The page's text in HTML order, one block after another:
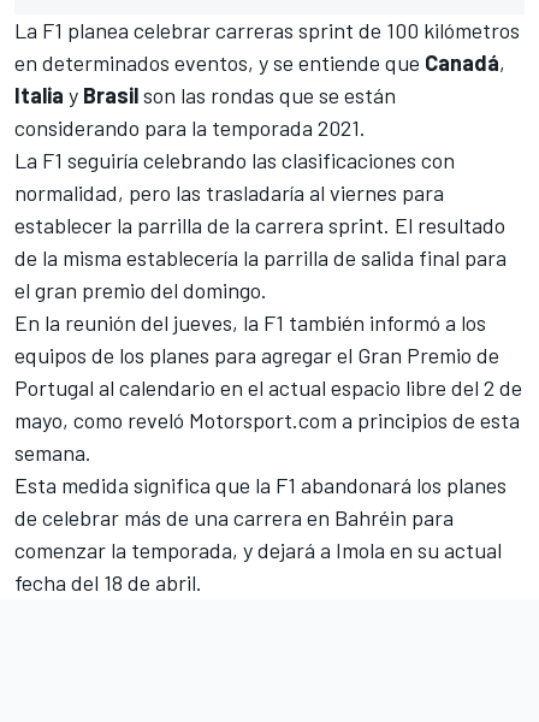
La F1 planea celebrar carreras sprint de 100 kilómetros
en determinados eventos, y se entiende que Canadá,
Italia y Brasilson las rondas que se están
considerando para la temporada 2021.
La F1 seguiría celebrando las clasificaciones con
normalidad, pero las trasladaría al viernes para
establecer la parrilla de la carrera sprint. El resultado
de la misma establecería la parrilla de salida final para
el gran premio del domingo.
En la reunión del jueves, la F1 también informó a los
equipos de los planes para agregar el Gran Premio de
Portugal al calendario en el actual espacio libre del 2 de
mayo, como reveló Motorsport.com a principios de esta
semana.
Esta medida significa que la F1 abandonará los planes
de celebrar más de una carrera en Bahréin para
comenzar la temporada, y dejará a Imola en su actual
fecha del 18 de abril.